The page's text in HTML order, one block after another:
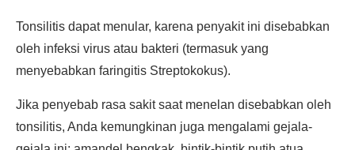
Tonsilitis dapat menular, karena penyakit ini disebabkan
oleh infeksi virus atau bakteri (termasuk yang
menyebabkan faringitis Streptokokus).
Jika penyebab rasa sakit saat menelan disebabkan oleh
tonsilitis, Anda kemungkinan juga mengalami gejala-